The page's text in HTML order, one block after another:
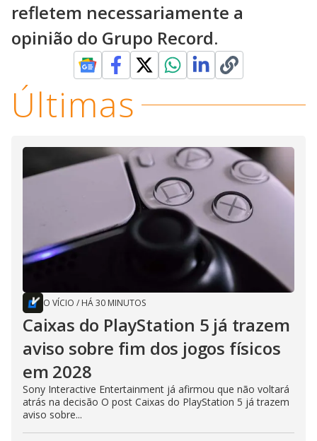
refletem necessariamente a
opinião do Grupo Record.
Últimas
O VÍCIO / HÁ 30 MINUTOS
Caixas do PlayStation 5 já trazem
aviso sobre fim dos jogos físicos
em 2028
Sony Interactive Entertainment já afirmou que não voltará
atrás na decisão O post Caixas do PlayStation 5 já trazem
aviso sobre...